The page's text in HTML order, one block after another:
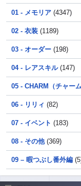
01 - メモリア (4347)
02 - 衣装 (1189)
03 - オーダー (198)
04 - レアスキル(147)
05 - CHARM（チャーム
06 - リリィ (82)
07 - イベント (183)
08 - その他(369)
09 – 暇つぶし番外編